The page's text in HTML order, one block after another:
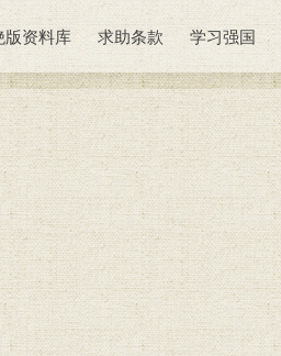
版资料库 求助条款 学习强国